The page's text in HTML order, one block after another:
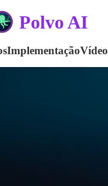
Polvo AI
ImplementaçãoVídeo